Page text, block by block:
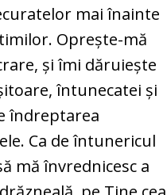
mai înainte
Opreşte-mă
şi îmi dăruieşte
întunecatei şi
îndreptarea
Ca de întunericul
mă învrednicesc a